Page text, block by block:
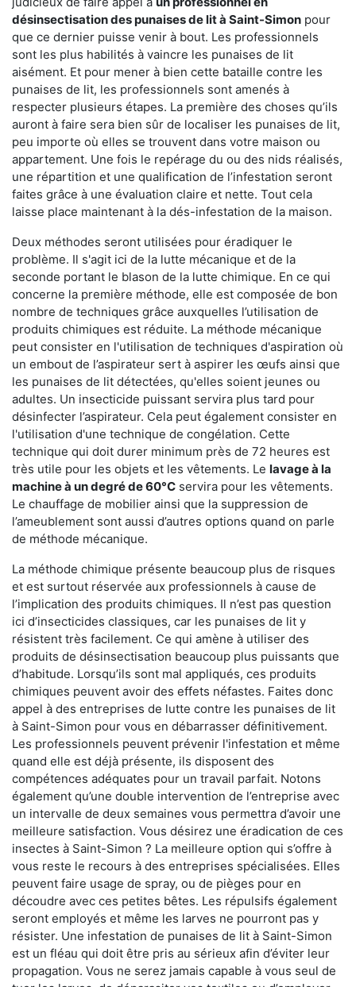
désinsectisation des punaises de lit à Saint-Simon pour
que ce dernier puisse venir à bout. Les professionnels
sont les plus habilités à vaincre les punaises de lit
aisément. Et pour mener à bien cette bataille contre les
punaises de lit, les professionnels sont amenés à
respecter plusieurs étapes. La première des choses qu’ils
auront à faire sera bien sûr de localiser les punaises de lit,
peu importe où elles se trouvent dans votre maison ou
appartement. Une fois le repérage du ou des nids réalisés,
une répartition et une qualification de l’infestation seront
faites grâce à une évaluation claire et nette. Tout cela
laisse place maintenant à la dés-infestation de la maison.
Deux méthodes seront utilisées pour éradiquer le
problème. Il s'agit ici de la lutte mécanique et de la
seconde portant le blason de la lutte chimique. En ce qui
concerne la première méthode, elle est composée de bon
nombre de techniques grâce auxquelles l’utilisation de
produits chimiques est réduite. La méthode mécanique
peut consister en l'utilisation de techniques d'aspiration où
un embout de l’aspirateur sert à aspirer les œufs ainsi que
les punaises de lit détectées, qu'elles soient jeunes ou
adultes. Un insecticide puissant servira plus tard pour
désinfecter l’aspirateur. Cela peut également consister en
l'utilisation d'une technique de congélation. Cette
technique qui doit durer minimum près de 72 heures est
très utile pour les objets et les vêtements. Le lavage à la
machine à un degré de 60°C servira pour les vêtements.
Le chauffage de mobilier ainsi que la suppression de
l’ameublement sont aussi d’autres options quand on parle
de méthode mécanique.
La méthode chimique présente beaucoup plus de risques
et est surtout réservée aux professionnels à cause de
l’implication des produits chimiques. Il n’est pas question
ici d’insecticides classiques, car les punaises de lit y
résistent très facilement. Ce qui amène à utiliser des
produits de désinsectisation beaucoup plus puissants que
d’habitude. Lorsqu’ils sont mal appliqués, ces produits
chimiques peuvent avoir des effets néfastes. Faites donc
appel à des entreprises de lutte contre les punaises de lit
à Saint-Simon pour vous en débarrasser définitivement.
Les professionnels peuvent prévenir l'infestation et même
quand elle est déjà présente, ils disposent des
compétences adéquates pour un travail parfait. Notons
également qu’une double intervention de l’entreprise avec
un intervalle de deux semaines vous permettra d’avoir une
meilleure satisfaction. Vous désirez une éradication de ces
insectes à Saint-Simon ? La meilleure option qui s’offre à
vous reste le recours à des entreprises spécialisées. Elles
peuvent faire usage de spray, ou de pièges pour en
découdre avec ces petites bêtes. Les répulsifs également
seront employés et même les larves ne pourront pas y
résister. Une infestation de punaises de lit à Saint-Simon
est un fléau qui doit être pris au sérieux afin d’éviter leur
propagation. Vous ne serez jamais capable à vous seul de